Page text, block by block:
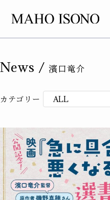
News / 濱口竜介
カテゴリー